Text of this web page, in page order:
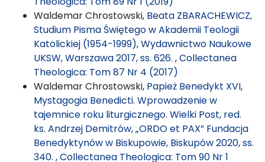
Waldemar Chrostowski, Beata ZBARACHEWICZ,
Studium Pisma Świętego w Akademii Teologii
Katolickiej (1954-1999), Wydawnictwo Naukowe
UKSW, Warszawa 2017, ss. 626. ,Collectanea
Theologica: Tom 87 Nr 4 (2017)
Waldemar Chrostowski, Papież Benedykt XVI,
Mystagogia Benedicti. Wprowadzenie w
tajemnice roku liturgicznego. Wielki Post, red.
ks. Andrzej Demitrów, „ORDO et PAX” Fundacja
Benedyktynów w Biskupowie, Biskupów 2020, ss.
340. ,Collectanea Theologica: Tom 90 Nr 1